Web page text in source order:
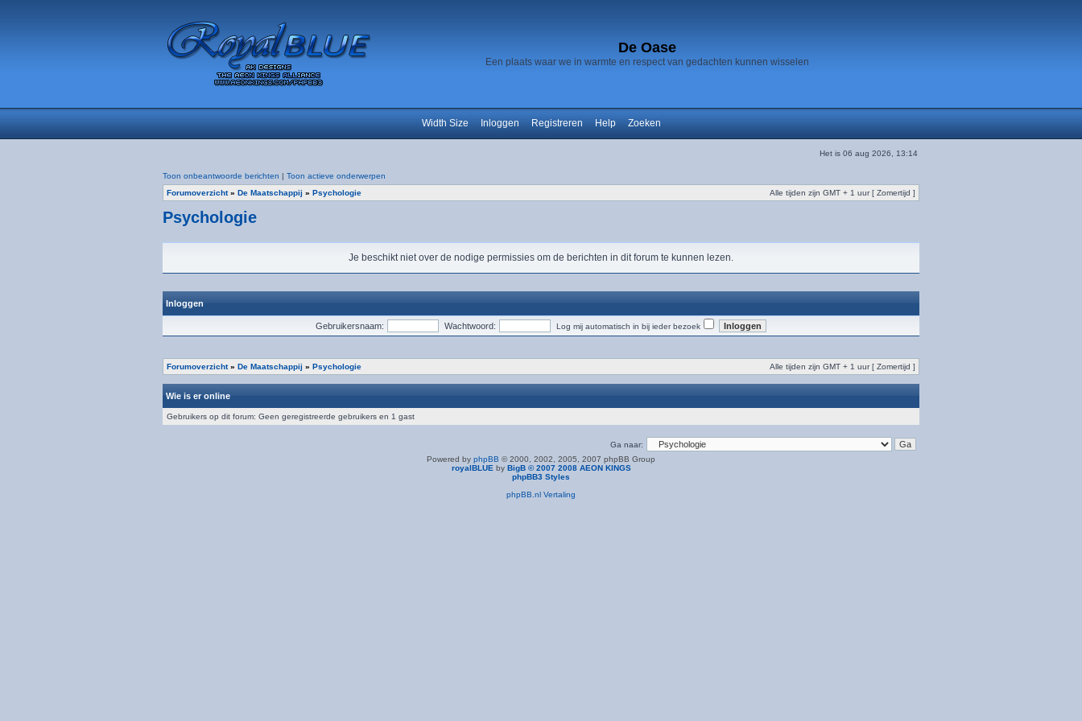
De Oase
Een plaats waar we in warmte en respect van gedachten kunnen wisselen
Width Size Inloggen Registreren Help Zoeken
Het is 06 aug 2026, 13:14
Toon onbeantwoorde berichten | Toon actieve onderwerpen
Forumoverzicht» De Maatschappij » Psychologie Alle tijden zijn GMT + 1 uur [ Zomertijd ]
Psychologie
Je beschikt niet over de nodige permissies om de berichten in dit forum te kunnen lezen.
Inloggen
Gebruikersnaam: Wachtwoord: Log mij automatisch in bij ieder bezoek
Forumoverzicht» De Maatschappij » Psychologie Alle tijden zijn GMT + 1 uur [ Zomertijd ]
Wie is er online
Gebruikers op dit forum: Geen geregistreerde gebruikers en 1 gast
Ga naar:
Powered by phpBB © 2000, 2002, 2005, 2007 phpBB Group
royalBLUE by BigB © 2007 2008 AEON KINGS
phpBB3 Styles
phpBB.nl Vertaling